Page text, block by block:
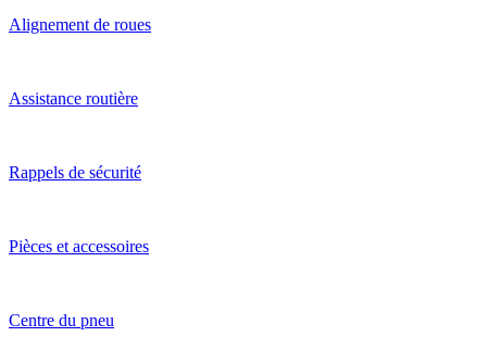
Alignement de roues
Assistance routière
Rappels de sécurité
Pièces et accessoires
Centre du pneu